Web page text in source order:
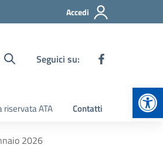
Accedi
Seguici su:
riservata ATA Contatti
2026